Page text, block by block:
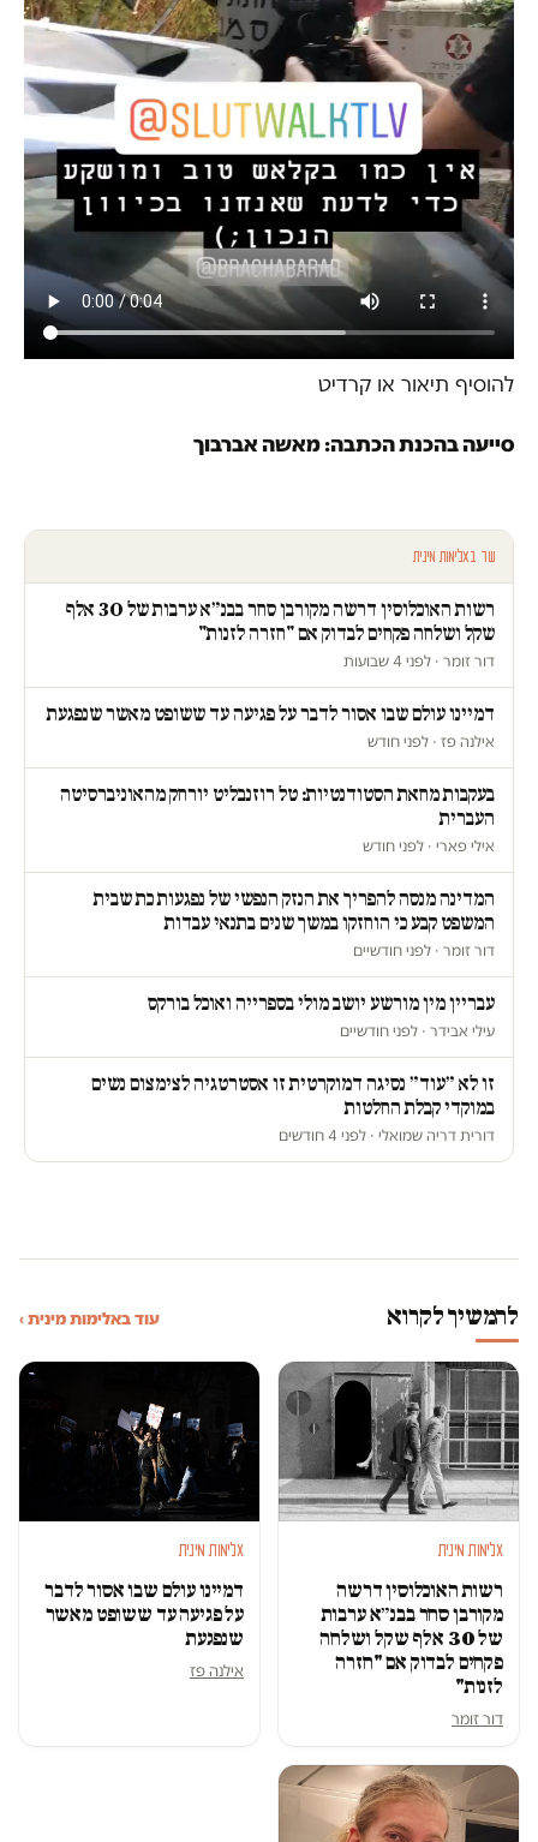
להוסיף תיאור או קרדיט
סייעה בהכנת הכתבה: מאשה אברבוך
עוד באלימות מינית
רשות האוכלוסין דרשה מקורבן סחר בבנ״א ערבות של 30 אלף
שקל ושלחה פקחים לבדוק אם "חזרה לזנות"
דור זומר · לפני 4 שבועות
דמיינו עולם שבו אסור לדבר על פגיעה עד ששופט מאשר שנפגעת
אילנה פז · לפני חודש
בעקבות מחאת הסטודנטיות: טל רוזנבליט יורחק מהאוניברסיטה
העברית
אילי פארי · לפני חודש
המדינה מנסה להפריך את הנזק הנפשי של נפגעות כת שבית
המשפט קבע כי הוחזקו במשך שנים בתנאי עבדות
דור זומר · לפני חודשיים
עבריין מין מורשע יושב מולי בספרייה ואוכל בורקס
עילי אבידר · לפני חודשיים
זו לא ״עוד״ נסיגה דמוקרטית זו אסטרטגיה לצימצום נשים
במוקדי קבלת החלטות
דורית דריה שמואלי · לפני 4 חודשים
להמשיך לקרוא עוד באלימות מינית ›
אלימות מינית
רשות האוכלוסין דרשה
מקורבן סחר בבנ״א ערבות
של 30 אלף שקל ושלחה
פקחים לבדוק אם "חזרה
לזנות"
דור זומר
אלימות מינית
דמיינו עולם שבו אסור לדבר
על פגיעה עד ששופט מאשר
שנפגעת
אילנה פז